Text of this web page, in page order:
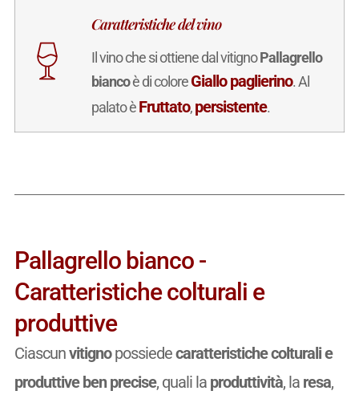
Caratteristiche del vino
Il vino che si ottiene dal vitignoPallagrello
biancoè di coloreGiallo paglierino. Al
palato èFruttato,persistente.
Pallagrello bianco -
Caratteristiche colturali e
produttive
Ciascunvitignopossiedecaratteristiche colturali e
produttive ben precise, quali la produttività, la resa,